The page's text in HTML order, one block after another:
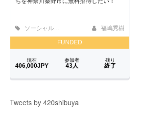
Tweets by 420shibuya